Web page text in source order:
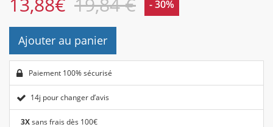
- 30%
Ajouter au panier
Paiement 100% sécurisé
14j pour changer d’avis
3Xsans frais dès 100€